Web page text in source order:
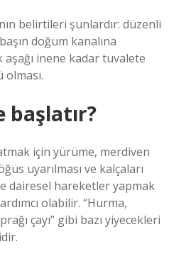
belirtileri şunlardır: düzenli
doğum kanalına
inene kadar tuvalete
başlatır?
için yürüme, merdiven
uyarılması ve kalçaları
dairesel hareketler yapmak
olabilir. “Hurma,
çayı” gibi bazı yiyecekleri